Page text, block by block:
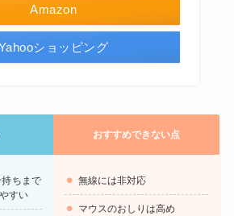
Amazon
ショッピング
おすすめできない点
ちまで
すい
無線には非対応
マウスのおしりは高め